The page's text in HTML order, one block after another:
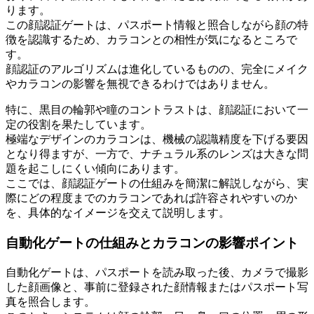
ります。
この顔認証ゲートは、パスポート情報と照合しながら顔の特
徴を認識するため、カラコンとの相性が気になるところで
す。
顔認証のアルゴリズムは進化しているものの、完全にメイク
やカラコンの影響を無視できるわけではありません。
特に、黒目の輪郭や瞳のコントラストは、顔認証において一
定の役割を果たしています。
極端なデザインのカラコンは、機械の認識精度を下げる要因
となり得ますが、一方で、ナチュラル系のレンズは大きな問
題を起こしにくい傾向にあります。
ここでは、顔認証ゲートの仕組みを簡潔に解説しながら、実
際にどの程度までのカラコンであれば許容されやすいのか
を、具体的なイメージを交えて説明します。
自動化ゲートの仕組みとカラコンの影響ポイント
自動化ゲートは、パスポートを読み取った後、カメラで撮影
した顔画像と、事前に登録された顔情報またはパスポート写
真を照合します。